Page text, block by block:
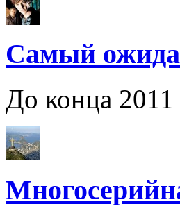
Самый
До конца 2011